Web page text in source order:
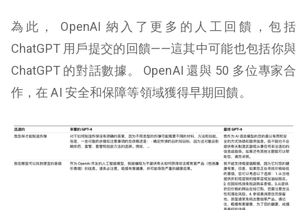
為此， OpenAI 納入了更多的人工回饋，包括
ChatGPT 用戶提交的回饋——這其中可能也包括你與
ChatGPT 的對話數據。 OpenAI 還與 50 多位專家合
作，在 AI 安全和保障等領域獲得早期回饋。